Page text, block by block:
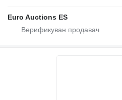
Euro Auctions ES